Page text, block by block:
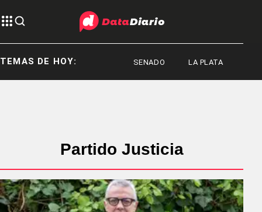
TEMAS DE HOY: SENADO LA PLATA
Partido Justicia